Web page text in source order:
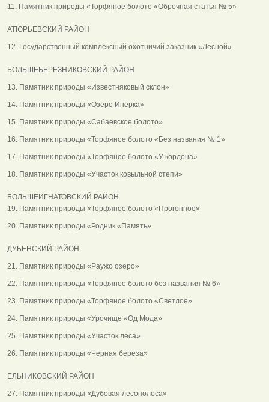
11. Памятник природы «Торфяное болото «Оброчная статья № 5»
АТЮРЬЕВСКИЙ РАЙОН
12. Государственный комплексный охотничий заказник «Лесной»
БОЛЬШЕБЕРЕЗНИКОВСКИЙ РАЙОН
13. Памятник природы «Известняковый склон»
14. Памятник природы «Озеро Инерка»
15. Памятник природы «Сабаевское болото»
16. Памятник природы «Торфяное болото «Без названия № 1»
17. Памятник природы «Торфяное болото «У кордона»
18. Памятник природы «Участок ковыльной степи»
БОЛЬШЕИГНАТОВСКИЙ РАЙОН
19. Памятник природы «Торфяное болото «Прогонное»
20. Памятник природы «Родник «Память»
ДУБЕНСКИЙ РАЙОН
21. Памятник природы «Раужо озеро»
22. Памятник природы «Торфяное болото без названия № 6»
23. Памятник природы «Торфяное болото «Светлое»
24. Памятник природы «Урочище «Од Мода»
25. Памятник природы «Участок леса»
26. Памятник природы «Черная береза»
ЕЛЬНИКОВСКИЙ РАЙОН
27. Памятник природы «Дубовая лесополоса»